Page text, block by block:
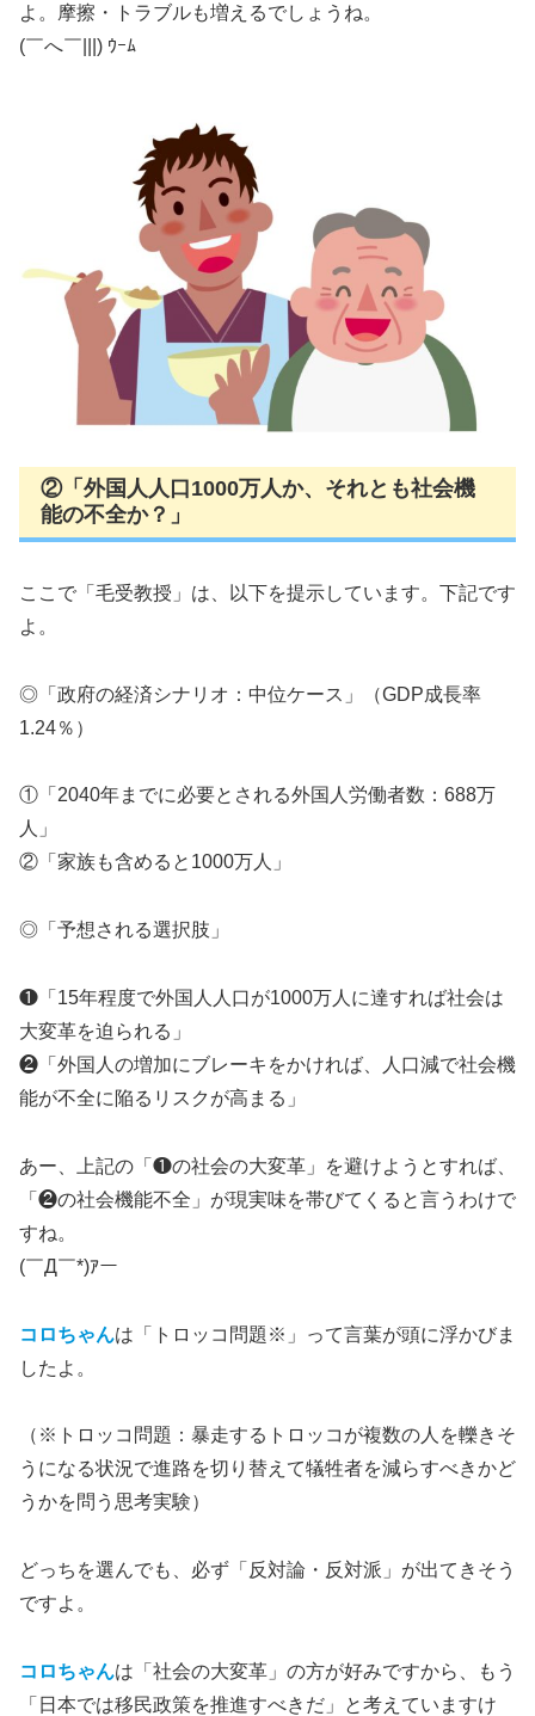
よ。摩擦・トラブルも増えるでしょうね。
(￣へ￣|||) ｳｰﾑ
②「外国人人口1000万人か、それとも社会機
能の不全か？」
ここで「毛受教授」は、以下を提示しています。下記です
よ。
◎「政府の経済シナリオ：中位ケース」（GDP成長率
1.24％）
①「2040年までに必要とされる外国人労働者数：688万
人」
②「家族も含めると1000万人」
◎「予想される選択肢」
❶「15年程度で外国人人口が1000万人に達すれば社会は
大変革を迫られる」
❷「外国人の増加にブレーキをかければ、人口減で社会機
能が不全に陥るリスクが高まる」
あー、上記の「❶の社会の大変革」を避けようとすれば、
「❷の社会機能不全」が現実味を帯びてくると言うわけで
すね。
(￣Д￣*)ｱー
コロちゃんは「トロッコ問題※」って言葉が頭に浮かびま
したよ。
（※トロッコ問題：暴走するトロッコが複数の人を轢きそ
うになる状況で進路を切り替えて犠牲者を減らすべきかど
うかを問う思考実験）
どっちを選んでも、必ず「反対論・反対派」が出てきそう
ですよ。
コロちゃんは「社会の大変革」の方が好みですから、もう
「日本では移民政策を推進すべきだ」と考えていますけ